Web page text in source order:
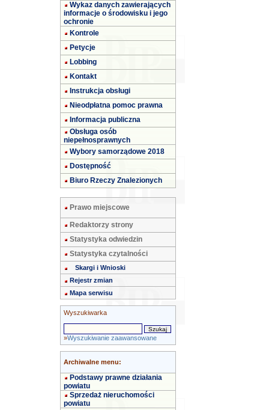
Wykaz danych zawierających
informacje o środowisku i jego
ochronie
Kontrole
Petycje
Lobbing
Kontakt
Instrukcja obsługi
Nieodpłatna pomoc prawna
Informacja publiczna
Obsługa osób
niepełnosprawnych
Wybory samorządowe 2018
Dostępność
Biuro Rzeczy Znalezionych
Prawo miejscowe
Redaktorzy strony
Statystyka odwiedzin
Statystyka czytalności
Skargi i Wnioski
Rejestr zmian
Mapa serwisu
Wyszukiwarka
»Wyszukiwanie zaawansowane
Archiwalne menu:
Podstawy prawne działania
powiatu
Sprzedaż nieruchomości
powiatu